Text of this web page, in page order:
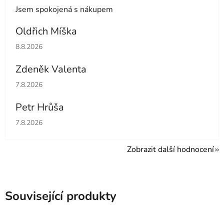
Jsem spokojená s nákupem
Oldřich Míška
Hodnocení obchodu je 5 z 5 hvězdiček.
8.8.2026
Zdeněk Valenta
Hodnocení obchodu je 5 z 5 hvězdiček.
7.8.2026
Petr Hrůša
Hodnocení obchodu je 5 z 5 hvězdiček.
7.8.2026
Zobrazit další hodnocení
Související produkty